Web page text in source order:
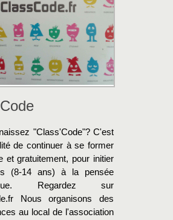
"Class'Code"? C'est
de continuer à se former
et gratuitement, pour initier
(8-14 ans) à la pensée
Regardez sur
Nous organisons des
au local de l'association